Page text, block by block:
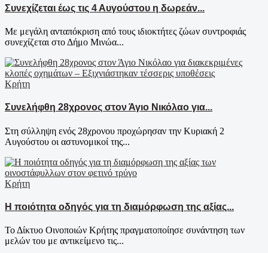
Συνεχίζεται έως τις 4 Αυγούστου η δωρεάν...
Με μεγάλη ανταπόκριση από τους ιδιοκτήτες ζώων συντροφιάς
συνεχίζεται στο Δήμο Μινώα...
Κρήτη
Συνελήφθη 28χρονος στον Άγιο Νικόλαο για...
Στη σύλληψη ενός 28χρονου προχώρησαν την Κυριακή 2
Αυγούστου οι αστυνομικοί της...
Κρήτη
Η ποιότητα οδηγός για τη διαμόρφωση της αξίας...
Το Δίκτυο Οινοποιών Κρήτης πραγματοποίησε συνάντηση των
μελών του με αντικείμενο τις...